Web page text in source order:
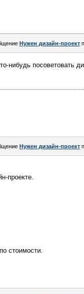
Нужен дизайн-проект
нибудь посоветовать
Нужен дизайн-проект
проекте.
стоимости.